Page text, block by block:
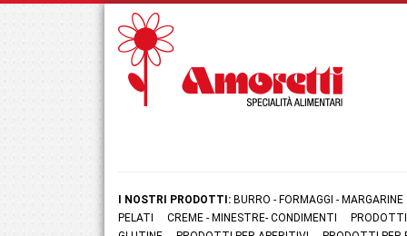
I NOSTRI PRODOTTI: BURRO - FORMAGGI - MARGARINE
PELATI
CREME - MINESTRE- CONDIMENTI